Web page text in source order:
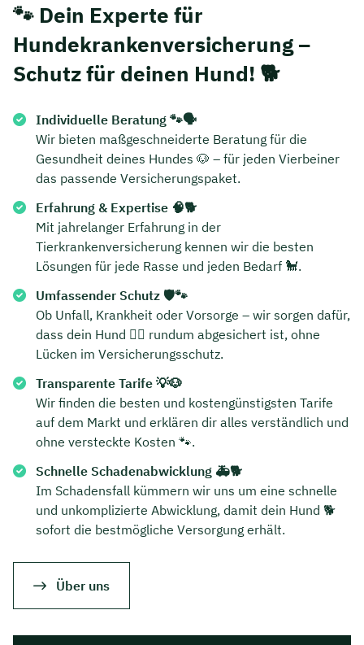
🐾 Dein Experte für
Hundekrankenversicherung –
Schutz für deinen Hund! 🐕
Individuelle Beratung 🐾🗣️
Wir bieten maßgeschneiderte Beratung für die
Gesundheit deines Hundes 🐶 – für jeden Vierbeiner
das passende Versicherungspaket.
Erfahrung & Expertise 🧠🐕
Mit jahrelanger Erfahrung in der
Tierkrankenversicherung kennen wir die besten
Lösungen für jede Rasse und jeden Bedarf 🐩.
Umfassender Schutz 🛡️🐾
Ob Unfall, Krankheit oder Vorsorge – wir sorgen dafür,
dass dein Hund 🐕‍🦺 rundum abgesichert ist, ohne
Lücken im Versicherungsschutz.
Transparente Tarife 💡🐶
Wir finden die besten und kostengünstigsten Tarife
auf dem Markt und erklären dir alles verständlich und
ohne versteckte Kosten 🐾.
Schnelle Schadenabwicklung 🚑🐕
Im Schadensfall kümmern wir uns um eine schnelle
und unkomplizierte Abwicklung, damit dein Hund 🐕
sofort die bestmögliche Versorgung erhält.
Über uns